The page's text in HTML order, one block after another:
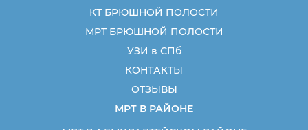
КТ БРЮШНОЙ ПОЛОСТИ
МРТ БРЮШНОЙ ПОЛОСТИ
УЗИ в СПб
КОНТАКТЫ
ОТЗЫВЫ
МРТ В РАЙОНЕ